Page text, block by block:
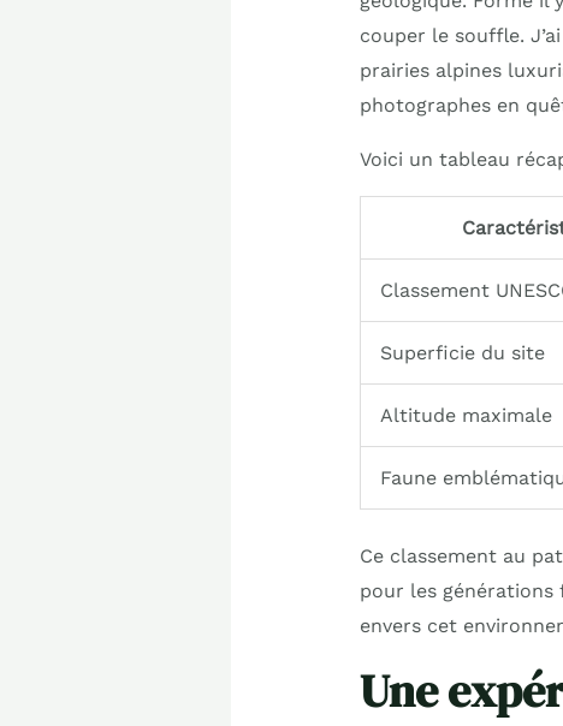
couper le souffle.
prairies alpines
photographes en
Voici un tableau
Classement
Superficie du site
Altitude maximale
Faune
Ce classement au
pour les générations
envers cet
Une